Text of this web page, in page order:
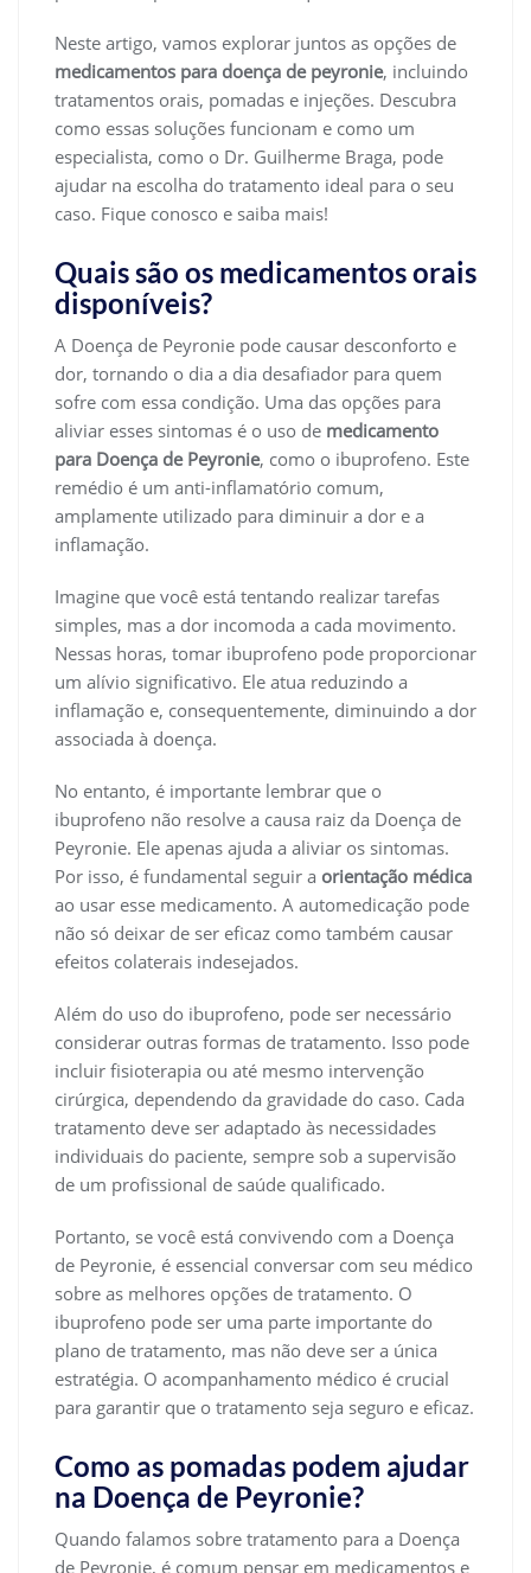
Neste artigo, vamos explorar juntos as opções de
medicamentos para doença de peyronie, incluindo
tratamentos orais, pomadas e injeções. Descubra
como essas soluções funcionam e como um
especialista, como o Dr. Guilherme Braga, pode
ajudar na escolha do tratamento ideal para o seu
caso. Fique conosco e saiba mais!
Quais são os medicamentos orais
disponíveis?
A Doença de Peyronie pode causar desconforto e
dor, tornando o dia a dia desafiador para quem
sofre com essa condição. Uma das opções para
aliviar esses sintomas é o uso de medicamento
para Doença de Peyronie, como o ibuprofeno. Este
remédio é um anti-inflamatório comum,
amplamente utilizado para diminuir a dor e a
inflamação.
Imagine que você está tentando realizar tarefas
simples, mas a dor incomoda a cada movimento.
Nessas horas, tomar ibuprofeno pode proporcionar
um alívio significativo. Ele atua reduzindo a
inflamação e, consequentemente, diminuindo a dor
associada à doença.
No entanto, é importante lembrar que o
ibuprofeno não resolve a causa raiz da Doença de
Peyronie. Ele apenas ajuda a aliviar os sintomas.
Por isso, é fundamental seguir a orientação médica
ao usar esse medicamento. A automedicação pode
não só deixar de ser eficaz como também causar
efeitos colaterais indesejados.
Além do uso do ibuprofeno, pode ser necessário
considerar outras formas de tratamento. Isso pode
incluir fisioterapia ou até mesmo intervenção
cirúrgica, dependendo da gravidade do caso. Cada
tratamento deve ser adaptado às necessidades
individuais do paciente, sempre sob a supervisão
de um profissional de saúde qualificado.
Portanto, se você está convivendo com a Doença
de Peyronie, é essencial conversar com seu médico
sobre as melhores opções de tratamento. O
ibuprofeno pode ser uma parte importante do
plano de tratamento, mas não deve ser a única
estratégia. O acompanhamento médico é crucial
para garantir que o tratamento seja seguro e eficaz.
Como as pomadas podem ajudar
na Doença de Peyronie?
Quando falamos sobre tratamento para a Doença
de Peyronie, é comum pensar em medicamentos e